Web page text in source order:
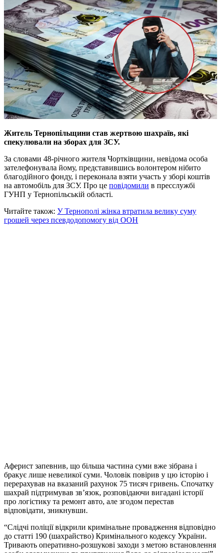
Житель Тернопільщини став жертвою шахраїв, які
спекулювали на зборах для ЗСУ.
За словами 48-річного жителя Чортківщини, невідома особа
зателефонувала йому, представившись волонтером нібито
благодійного фонду, і переконала взяти участь у зборі коштів
на автомобіль для ЗСУ. Про це повідомили в пресслужбі
ГУНП у Тернопільській області.
Читайте також: У Тернополі жінка втратила велику суму
грошей через псевдодопомогу від ООН
Аферист запевнив, що більша частина суми вже зібрана і
бракує лише невеликої суми. Чоловік повірив у цю історію і
перерахував на вказаний рахунок 75 тисяч гривень. Спочатку
шахрай підтримував зв’язок, розповідаючи вигадані історії
про логістику та ремонт авто, але згодом перестав
відповідати, зникнувши.
“Слідчі поліції відкрили кримінальне провадження відповідно
до статті 190 (шахрайство) Кримінального кодексу України.
Тривають оперативно-розшукові заходи з метою встановлення